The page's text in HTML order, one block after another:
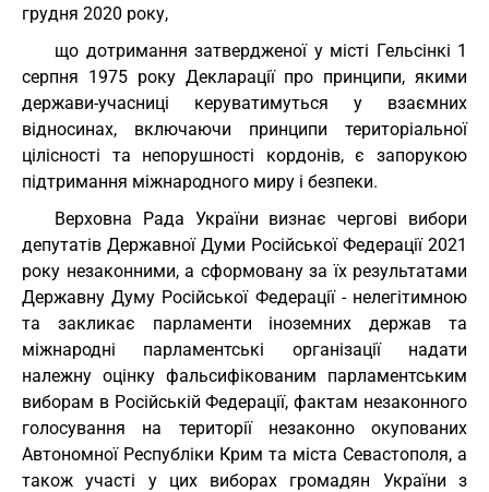
грудня 2020 року,
що дотримання затвердженої у місті Гельсінкі 1
серпня 1975 року Декларації про принципи, якими
держави-учасниці керуватимуться у взаємних
відносинах, включаючи принципи територіальної
цілісності та непорушності кордонів, є запорукою
підтримання міжнародного миру і безпеки.
Верховна Рада України визнає чергові вибори
депутатів Державної Думи Російської Федерації 2021
року незаконними, а сформовану за їх результатами
Державну Думу Російської Федерації - нелегітимною
та закликає парламенти іноземних держав та
міжнародні парламентські організації надати
належну оцінку фальсифікованим парламентським
виборам в Російській Федерації, фактам незаконного
голосування на території незаконно окупованих
Автономної Республіки Крим та міста Севастополя, а
також участі у цих виборах громадян України з